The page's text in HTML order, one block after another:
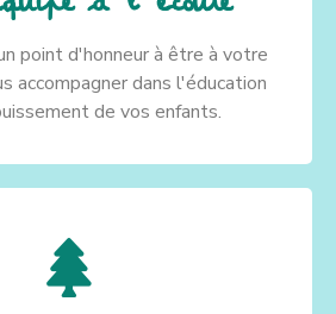
point d'honneur à être à votre
accompagner dans l'éducation
de vos enfants.